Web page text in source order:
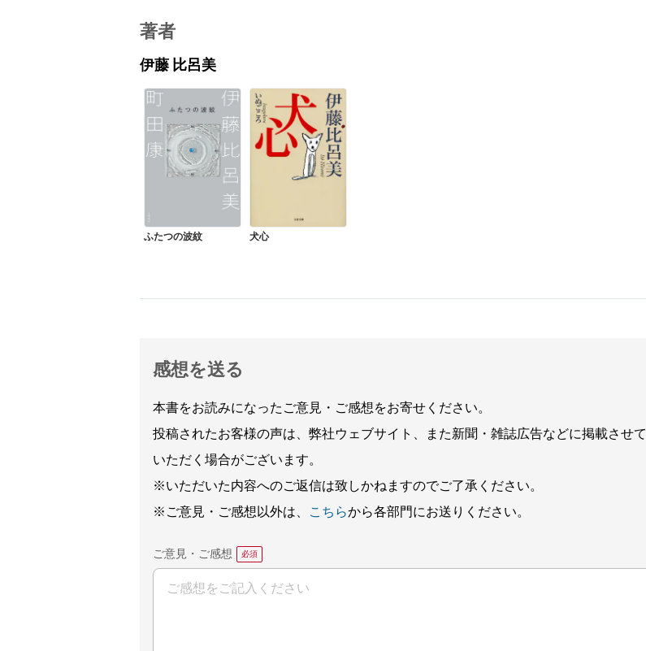
著者
伊藤 比呂美
ふたつの波紋 犬心
感想を送る
本書をお読みになったご意見・ご感想をお寄せください。
投稿されたお客様の声は、弊社ウェブサイト、また新聞・雑誌広告などに掲載させて
いただく場合がございます。
※いただいた内容へのご返信は致しかねますのでご了承ください。
※ご意見・ご感想以外は、
こちらから各部門にお送りください。
ご意見・ご感想